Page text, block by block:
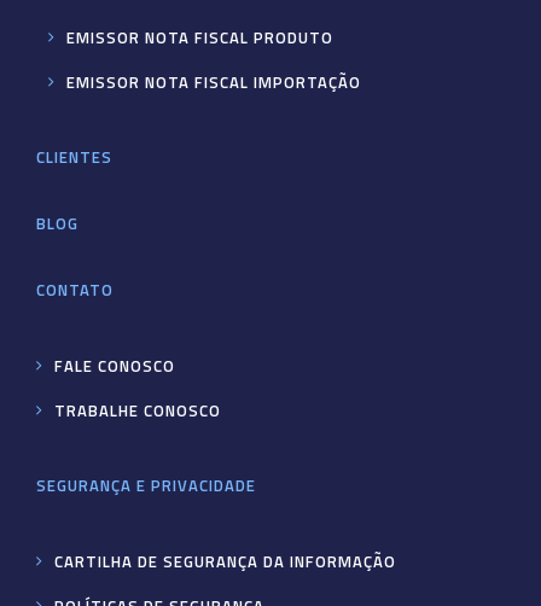
EMISSOR NOTA FISCAL PRODUTO
EMISSOR NOTA FISCAL IMPORTAÇÃO
CLIENTES
BLOG
CONTATO
FALE CONOSCO
TRABALHE CONOSCO
SEGURANÇA E PRIVACIDADE
CARTILHA DE SEGURANÇA DA INFORMAÇÃO